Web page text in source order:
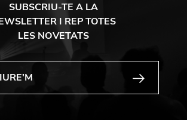
SUBSCRIU-TE A LA
I REP TOTES
LES NOVETATS